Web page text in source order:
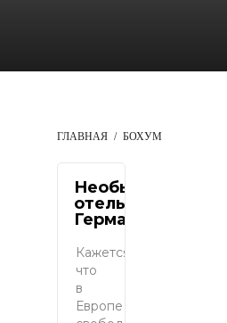
ГЛАВНАЯ БОХУМ
Необычный
отель в
Германии
Кажется,
что
в
Европе